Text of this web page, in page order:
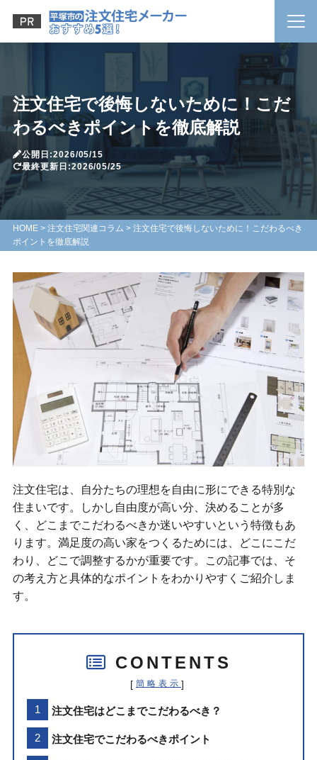
注文住宅で後悔しないために！こだ
わるべきポイントを徹底解説
公開日:2026/05/15
最終更新日:2026/05/25
HOME> 注文住宅関連コラム > 注文住宅で後悔しないために！こだわるべき
ポイントを徹底解説
注文住宅は、自分たちの理想を自由に形にできる特別な
住まいです。しかし自由度が高い分、決めることが多
く、どこまでこだわるべきか迷いやすいという特徴もあ
ります。満足度の高い家をつくるためには、どこにこだ
わり、どこで調整するかが重要です。この記事では、そ
の考え方と具体的なポイントをわかりやすくご紹介しま
す。
CONTENTS
[ 簡略表示 ]
注文住宅はどこまでこだわるべき？
注文住宅でこだわるべきポイント